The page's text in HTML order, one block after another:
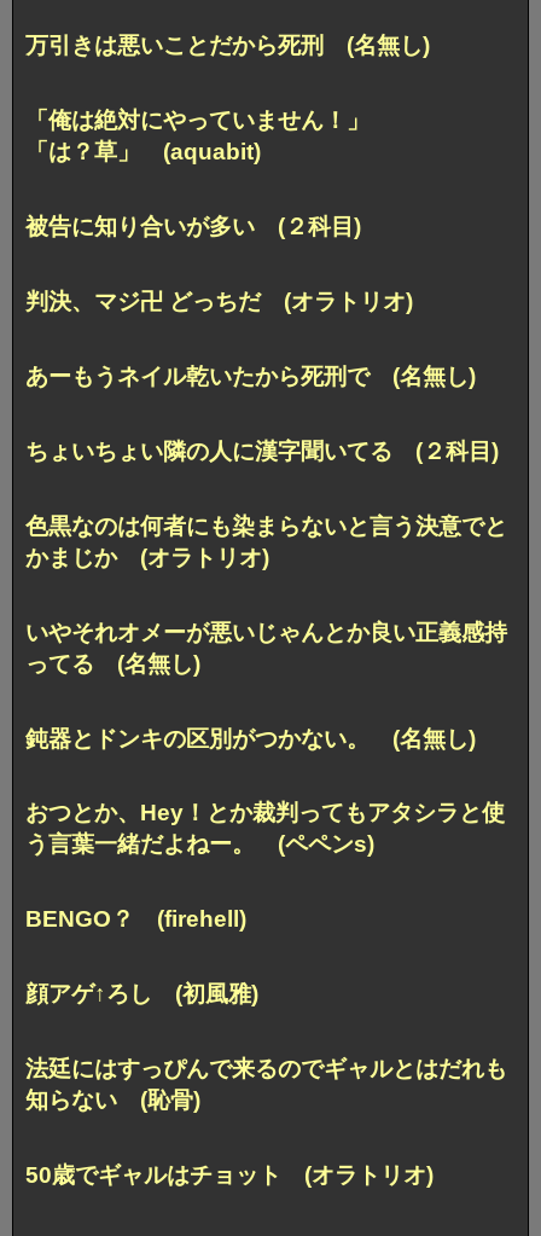
万引きは悪いことだから死刑 (名無し)
「俺は絶対にやっていません！」
「は？草」 (aquabit)
被告に知り合いが多い (２科目)
判決、マジ卍 どっちだ (オラトリオ)
あーもうネイル乾いたから死刑で (名無し)
ちょいちょい隣の人に漢字聞いてる (２科目)
色黒なのは何者にも染まらないと言う決意でと
かまじか (オラトリオ)
いやそれオメーが悪いじゃんとか良い正義感持
ってる (名無し)
鈍器とドンキの区別がつかない。 (名無し)
おつとか、Hey！とか裁判ってもアタシラと使
う言葉一緒だよねー。 (ペペンs)
BENGO？ (firehell)
顔アゲ↑ろし (初風雅)
法廷にはすっぴんで来るのでギャルとはだれも
知らない (恥骨)
50歳でギャルはチョット (オラトリオ)